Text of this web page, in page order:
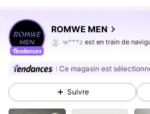
ROMWE MEN
4,81
666K Suiveurs
w***z est en train de
4,81 666K Suiveurs
4,81 666K Suiveurs
Ce magasin est
Suivre